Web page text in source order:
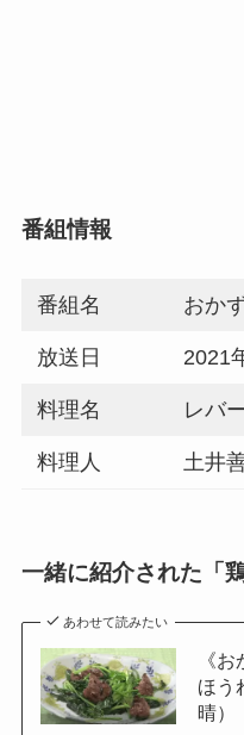
番組情報
番組名 おか
放送日 2021
料理名 レバ
料理人 土井
一緒に紹介された「
あわせて読みたい
《
ほう
晴）